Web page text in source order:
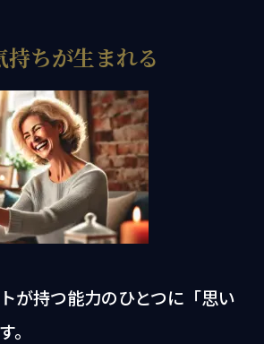
ちが生まれる
が持つ能力のひとつに「思い
。